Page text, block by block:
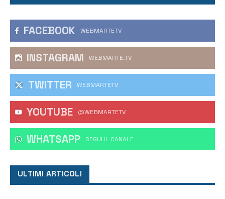
FACEBOOK WEBMARTETV
INSTAGRAM WEBMARTE.TV
TWITTER WEBMARTETV
YOUTUBE @WEBMARTETV
WHATSAPP ‎SEGUI IL CANALE
ULTIMI ARTICOLI